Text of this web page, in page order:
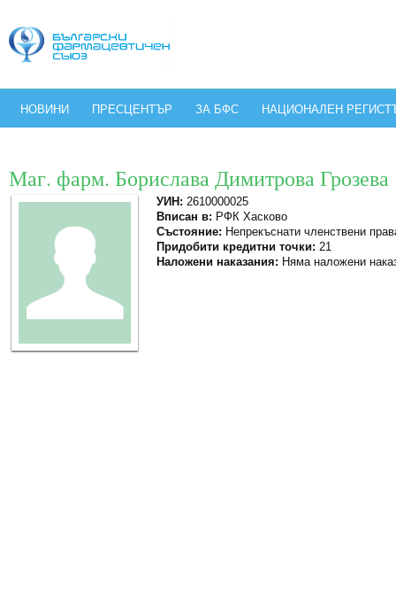
НОВИНИ ПРЕСЦЕНТЪР ЗА БФС НАЦИОНАЛЕН
Маг. фарм. Борислава Димитрова Грозева
УИН: 2610000025
Вписан в: РФК Хасково
Състояние: Непрекъснати членствени
Придобити кредитни точки: 21
Наложени наказания: Няма наложени